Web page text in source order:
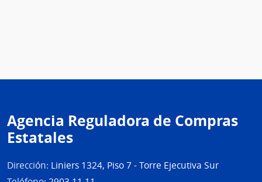
Agencia Reguladora de Compras
Estatales
Dirección: Liniers 1324, Piso 7 - Torre Ejecutiva Sur